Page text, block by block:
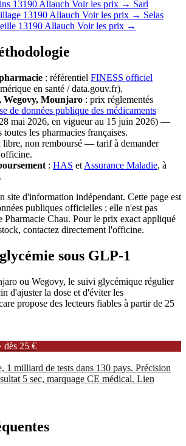
13190 Allauch Voir les prix → Sarl
13190 Allauch Voir les prix → Selas
13190 Allauch Voir les prix →
: référentiel FINESS officiel
en santé / data.gouv.fr).
Wegovy, Mounjaro : prix réglementés
de données publique des médicaments
mai 2026, en vigueur au 15 juin 2026) —
toutes les pharmacies françaises.
libre, non remboursé — tarif à demander
: HAS et Assurance Maladie, à
site d'information indépendant. Cette page est
publiques officielles ; elle n'est pas
Pharmacie Chau. Pour le prix exact appliqué
contactez directement l'officine.
sous GLP-1
ou Wegovy, le suivi glycémique régulier
d'ajuster la dose et d'éviter les
propose des lecteurs fiables à partir de 25
dès 25 €
1 milliard de tests dans 130 pays. Précision
5 sec, marquage CE médical. Lien